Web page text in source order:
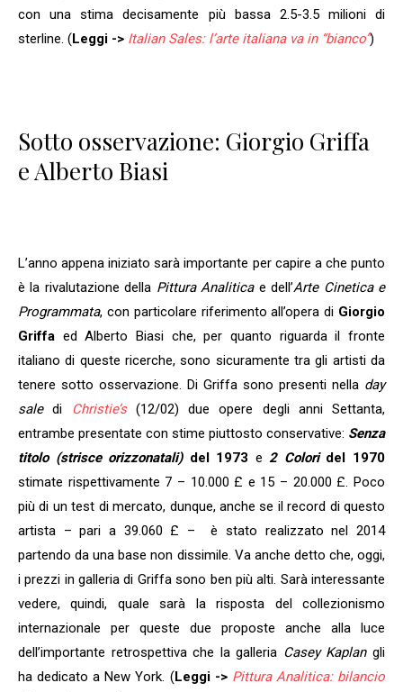
con una stima decisamente più bassa 2.5-3.5 milioni di
sterline. (Leggi -> Italian Sales: l’arte italiana va in “bianco”)
Sotto osservazione: Giorgio Griffa
e Alberto Biasi
L’anno appena iniziato sarà importante per capire a che punto
è la rivalutazione della Pittura Analiticae dell’Arte Cinetica e
Programmata, con particolare riferimento all’opera di Giorgio
Griffa ed Alberto Biasi che, per quanto riguarda il fronte
italiano di queste ricerche, sono sicuramente tra gli artisti da
tenere sotto osservazione. Di Griffa sono presenti nella day
saledi Christie’s(12/02) due opere degli anni Settanta,
entrambe presentate con stime piuttosto conservative: Senza
titolo (strisce orizzonatali)del 1973 e2 Coloridel 1970
stimate rispettivamente 7 – 10.000 £ e 15 – 20.000 £. Poco
più di un test di mercato, dunque, anche se il record di questo
artista – pari a 39.060 £ – è stato realizzato nel 2014
partendo da una base non dissimile. Va anche detto che, oggi,
i prezzi in galleria di Griffa sono ben più alti. Sarà interessante
vedere, quindi, quale sarà la risposta del collezionismo
internazionale per queste due proposte anche alla luce
dell’importante retrospettiva che la galleria Casey Kaplangli
ha dedicato a New York. (Leggi -> Pittura Analitica: bilancio